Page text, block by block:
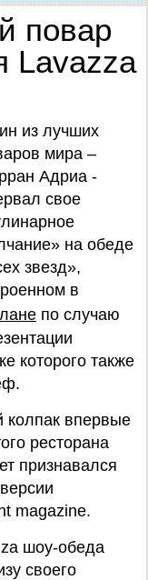
повар
Lavazza
из лучших
мира –
Адриа -
свое
на обеде
звезд»,
в
по случаю
которого также
впервые
ресторана
признавался
magazine.
шоу-обеда
своего